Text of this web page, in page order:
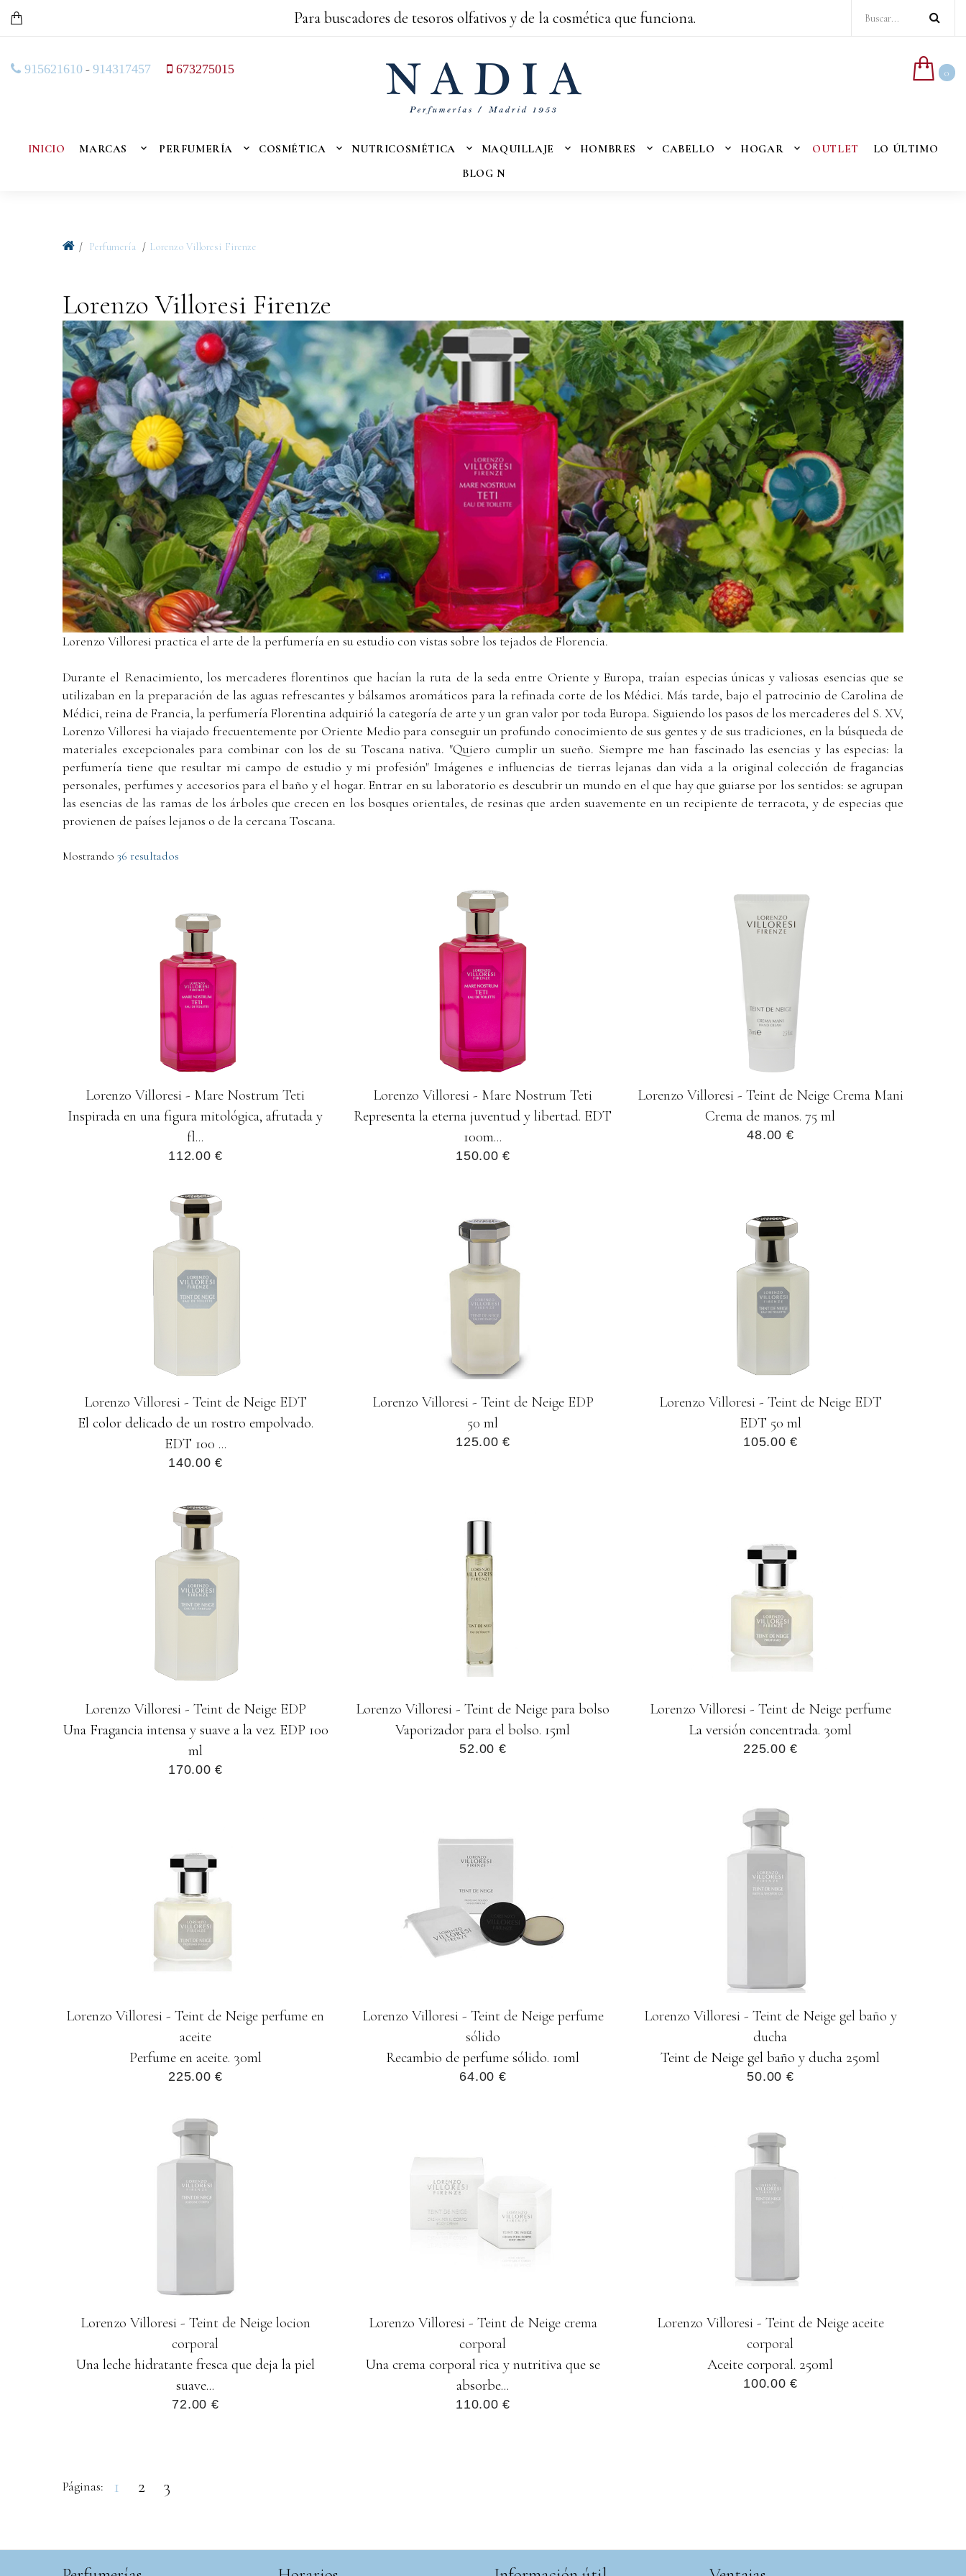
Para buscadores de tesoros olfativos y de la cosmética que funciona.
915621610 - 914317457 673275015 0
INICIO MARCAS PERFUMERÍA COSMÉTICA NUTRICOSMÉTICA MAQUILLAJE HOMBRES CABELLO HOGAR OUTLET
LO ÚLTIMO
BLOG N
Perfumería Lorenzo Villoresi Firenze
Lorenzo Villoresi Firenze
Lorenzo Villoresi practica el arte de la perfumería en su estudio con vistas sobre los tejados de Florencia.
Durante el Renacimiento, los mercaderes florentinos que hacían la ruta de la seda entre Oriente y Europa, traían especias únicas y valiosas esencias que se
utilizaban en la preparación de las aguas refrescantes y bálsamos aromáticos para la refinada corte de los Médici. Más tarde, bajo el patrocinio de Carolina de
Médici, reina de Francia, la perfumería Florentina adquirió la categoría de arte y un gran valor por toda Europa. Siguiendo los pasos de los mercaderes del S. XV,
Lorenzo Villoresi ha viajado frecuentemente por Oriente Medio para conseguir un profundo conocimiento de sus gentes y de sus tradiciones, en la búsqueda de
materiales excepcionales para combinar con los de su Toscana nativa. "Quiero cumplir un sueño. Siempre me han fascinado las esencias y las especias: la
perfumería tiene que resultar mi campo de estudio y mi profesión" Imágenes e influencias de tierras lejanas dan vida a la original colección de fragancias
personales, perfumes y accesorios para el baño y el hogar. Entrar en su laboratorio es descubrir un mundo en el que hay que guiarse por los sentidos: se agrupan
las esencias de las ramas de los árboles que crecen en los bosques orientales, de resinas que arden suavemente en un recipiente de terracota, y de especias que
provienen de países lejanos o de la cercana Toscana.
Mostrando 36 resultados
Lorenzo Villoresi - Mare Nostrum Teti
Inspirada en una figura mitológica, afrutada y
fl...
112.00 €
Lorenzo Villoresi - Mare Nostrum Teti
Representa la eterna juventud y libertad. EDT
100m...
150.00 €
Lorenzo Villoresi - Teint de Neige Crema Mani
Crema de manos. 75 ml
48.00 €
Lorenzo Villoresi - Teint de Neige EDT
El color delicado de un rostro empolvado.
EDT 100 ...
140.00 €
Lorenzo Villoresi - Teint de Neige EDP
50 ml
125.00 €
Lorenzo Villoresi - Teint de Neige EDT
EDT 50 ml
105.00 €
Lorenzo Villoresi - Teint de Neige EDP
Una Fragancia intensa y suave a la vez. EDP 100
ml
170.00 €
Lorenzo Villoresi - Teint de Neige para bolso
Vaporizador para el bolso. 15ml
52.00 €
Lorenzo Villoresi - Teint de Neige perfume
La versión concentrada. 30ml
225.00 €
Lorenzo Villoresi - Teint de Neige perfume en
aceite
Perfume en aceite. 30ml
225.00 €
Lorenzo Villoresi - Teint de Neige perfume
sólido
Recambio de perfume sólido. 10ml
64.00 €
Lorenzo Villoresi - Teint de Neige gel baño y
ducha
Teint de Neige gel baño y ducha 250ml
50.00 €
Lorenzo Villoresi - Teint de Neige locion
corporal
Una leche hidratante fresca que deja la piel
suave...
72.00 €
Lorenzo Villoresi - Teint de Neige crema
corporal
Una crema corporal rica y nutritiva que se
absorbe...
110.00 €
Lorenzo Villoresi - Teint de Neige aceite
corporal
Aceite corporal. 250ml
100.00 €
Páginas: 1 2 3